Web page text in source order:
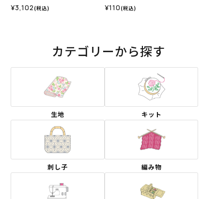
¥3,102 (税込) ¥110 (税込)
カテゴリーから探す
生地 キット
刺し子 編み物